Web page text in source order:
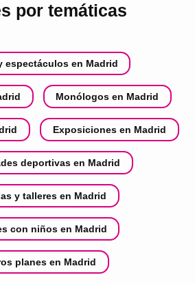
por temáticas
espectáculos en Madrid
Monólogos en Madrid
Exposiciones en Madrid
deportivas en Madrid
y talleres en Madrid
con niños en Madrid
planes en Madrid